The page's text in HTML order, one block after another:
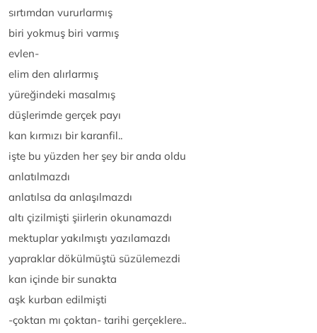
sırtımdan vururlarmış
biri yokmuş biri varmış
evlen-
elim den alırlarmış
yüreğindeki masalmış
düşlerimde gerçek payı
kan kırmızı bir karanfil..
işte bu yüzden her şey bir anda oldu
anlatılmazdı
anlatılsa da anlaşılmazdı
altı çizilmişti şiirlerin okunamazdı
mektuplar yakılmıştı yazılamazdı
yapraklar dökülmüştü süzülemezdi
kan içinde bir sunakta
aşk kurban edilmişti
-çoktan mı çoktan- tarihi gerçeklere..